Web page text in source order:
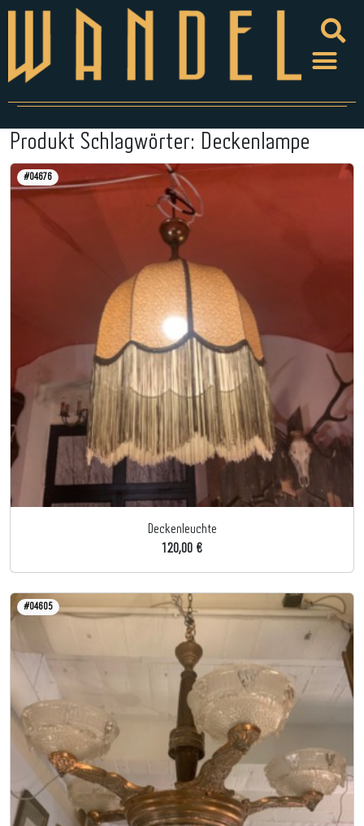
Produkt Schlagwörter: Deckenlampe
#04676
Deckenleuchte
120,00 €
#04605